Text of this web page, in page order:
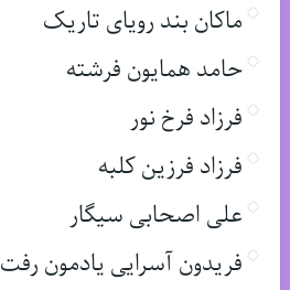
ماکان بند رویای تاریک
حامد همایون فرشته
فرزاد فرخ نور
فرزاد فرزین کلبه
علی اصحابی سیگار
فریدون آسرایی یادمون رفت